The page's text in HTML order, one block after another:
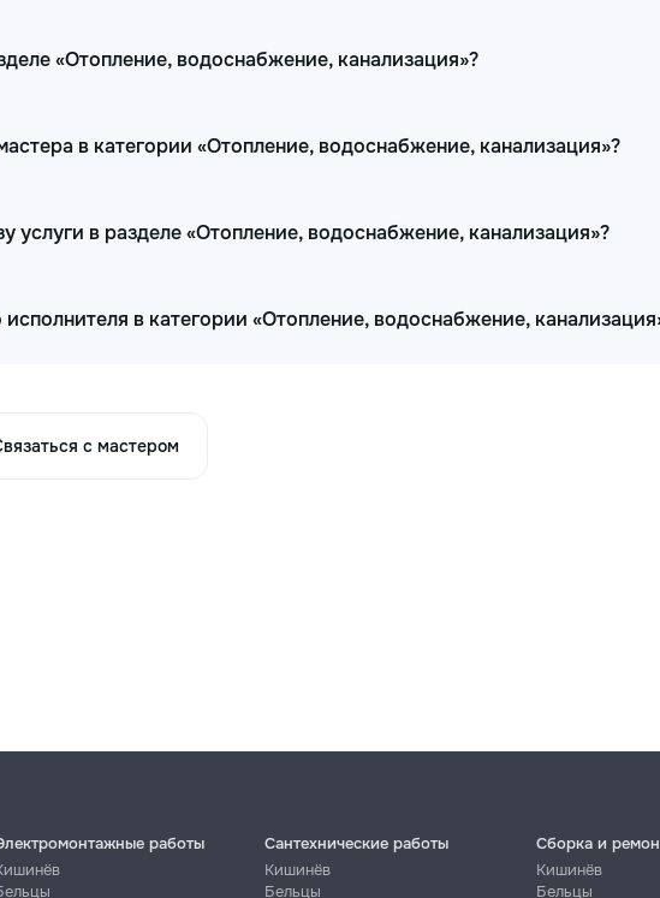
«Отопление, водоснабжение, канализация»?
в категории «Отопление, водоснабжение, канализация»?
услуги в разделе «Отопление, водоснабжение, канализация»?
в категории «Отопление, водоснабжение,
с мастером
работы
Сантехнические работы
Кишинёв
Бельцы
Сборка и
Кишинёв
Бельцы